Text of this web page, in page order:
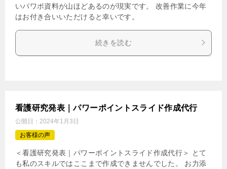
いパワポ資料が山ほどあるのが現実です。 改善作業に今年
はお付き合いいただけると幸いです。
続きを読む
看護研究発表｜パワーポイントスライド作成代行
公開日： 2024年1月3日
お客様の声
＜看護研究発表｜パワーポイントスライド作成代行＞ とて
も私のスキルではここまで作成できませんでした。 お力添